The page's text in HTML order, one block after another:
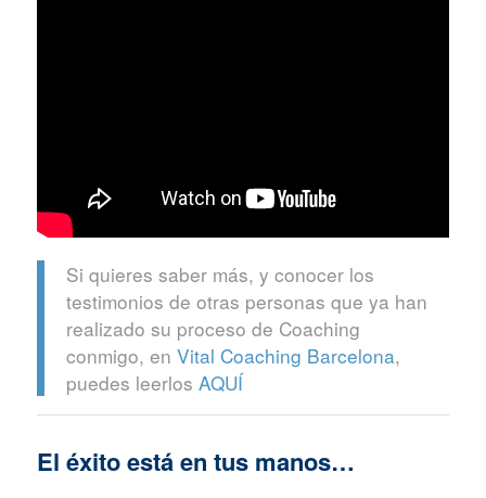
Si quieres saber más, y conocer los
testimonios de otras personas que ya han
realizado su proceso de Coaching
conmigo, en Vital Coaching Barcelona,
puedes leerlos AQUÍ
El éxito está en tus manos…